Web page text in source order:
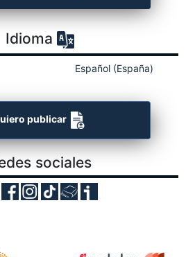
Idioma
Español (España)
publicar
sociales